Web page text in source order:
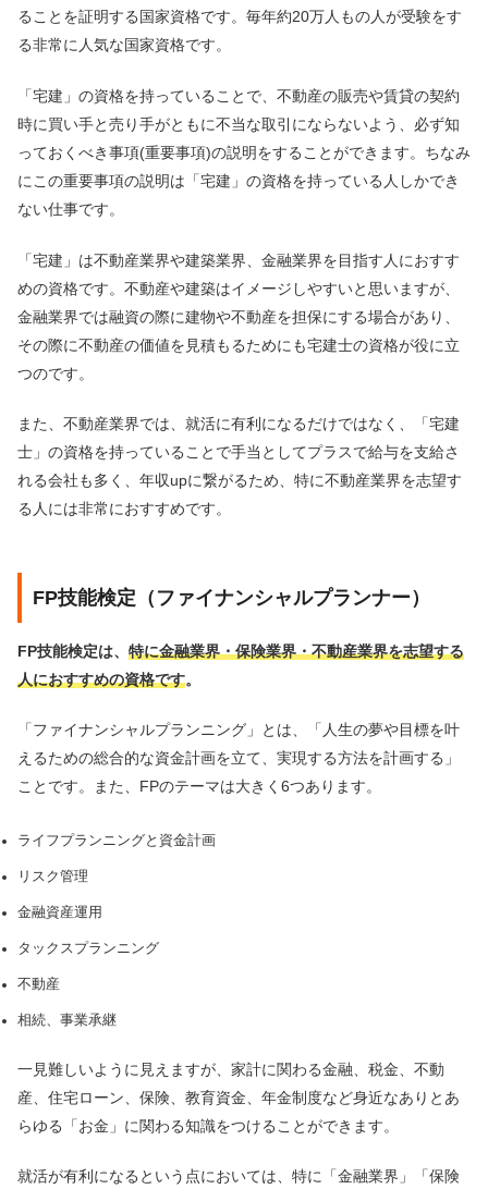
ることを証明する国家資格です。毎年約20万人もの人が受験をす
る非常に人気な国家資格です。
「宅建」の資格を持っていることで、不動産の販売や賃貸の契約
時に買い手と売り手がともに不当な取引にならないよう、必ず知
っておくべき事項(重要事項)の説明をすることができます。ちなみ
にこの重要事項の説明は「宅建」の資格を持っている人しかでき
ない仕事です。
「宅建」は不動産業界や建築業界、金融業界を目指す人におすす
めの資格です。不動産や建築はイメージしやすいと思いますが、
金融業界では融資の際に建物や不動産を担保にする場合があり、
その際に不動産の価値を見積もるためにも宅建士の資格が役に立
つのです。
また、不動産業界では、就活に有利になるだけではなく、「宅建
士」の資格を持っていることで手当としてプラスで給与を支給さ
れる会社も多く、年収upに繋がるため、特に不動産業界を志望す
る人には非常におすすめです。
FP技能検定（ファイナンシャルプランナー）
FP技能検定は、 特に金融業界・保険業界・不動産業界を志望する
人におすすめの資格です。
「ファイナンシャルプランニング」とは、「人生の夢や目標を叶
えるための総合的な資金計画を立て、実現する方法を計画する」
ことです。また、FPのテーマは大きく6つあります。
ライフプランニングと資金計画
リスク管理
金融資産運用
タックスプランニング
不動産
相続、事業承継
一見難しいように見えますが、家計に関わる金融、税金、不動
産、住宅ローン、保険、教育資金、年金制度など身近なありとあ
らゆる「お金」に関わる知識をつけることができます。
就活が有利になるという点においては、特に「金融業界」「保険